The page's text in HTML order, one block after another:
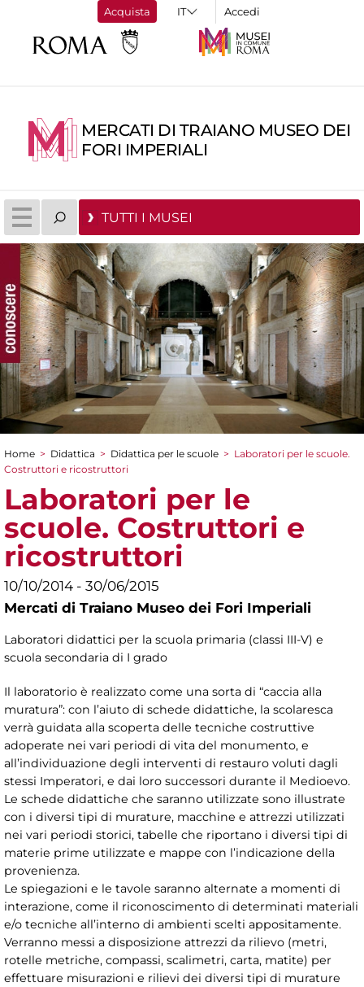
Acquista Accedi
MERCATI DI TRAIANO MUSEO DEI
FORI IMPERIALI
TUTTI I MUSEI
Tu sei qui
Home > Didattica > Didattica per le scuole > Laboratori per le scuole.
Costruttori e ricostruttori
Laboratori per le
scuole. Costruttori e
ricostruttori
10/10/2014 - 30/06/2015
Mercati di Traiano Museo dei Fori Imperiali
Laboratori didattici per la scuola primaria (classi III-V) e
scuola secondaria di I grado
Il laboratorio è realizzato come una sorta di “caccia alla
muratura”: con l’aiuto di schede didattiche, la scolaresca
verrà guidata alla scoperta delle tecniche costruttive
adoperate nei vari periodi di vita del monumento, e
all’individuazione degli interventi di restauro voluti dagli
stessi Imperatori, e dai loro successori durante il Medioevo.
Le schede didattiche che saranno utilizzate sono illustrate
con i diversi tipi di murature, macchine e attrezzi utilizzati
nei vari periodi storici, tabelle che riportano i diversi tipi di
materie prime utilizzate e mappe con l’indicazione della
provenienza.
Le spiegazioni e le tavole saranno alternate a momenti di
interazione, come il riconoscimento di determinati materiali
e/o tecniche all’interno di ambienti scelti appositamente.
Verranno messi a disposizione attrezzi da rilievo (metri,
rotelle metriche, compassi, scalimetri, carta, matite) per
effettuare misurazioni e rilievi dei diversi tipi di murature